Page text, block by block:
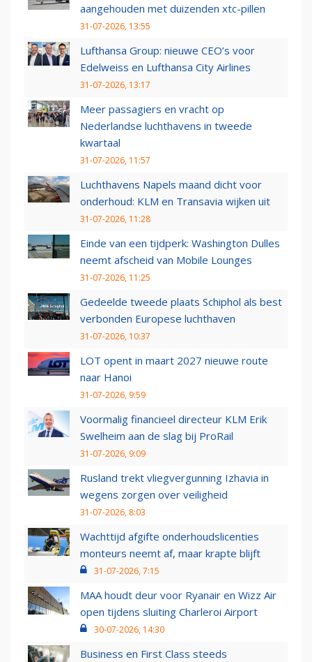
aangehouden met duizenden xtc-pillen
31-07-2026, 13:55
Lufthansa Group: nieuwe CEO’s voor
Edelweiss en Lufthansa City Airlines
31-07-2026, 13:17
Meer passagiers en vracht op
Nederlandse luchthavens in tweede
kwartaal
31-07-2026, 11:57
Luchthavens Napels maand dicht voor
onderhoud: KLM en Transavia wijken uit
31-07-2026, 11:28
Einde van een tijdperk: Washington Dulles
neemt afscheid van Mobile Lounges
31-07-2026, 11:25
Gedeelde tweede plaats Schiphol als best
verbonden Europese luchthaven
31-07-2026, 10:37
LOT opent in maart 2027 nieuwe route
naar Hanoi
31-07-2026, 9:59
Voormalig financieel directeur KLM Erik
Swelheim aan de slag bij ProRail
31-07-2026, 9:09
Rusland trekt vliegvergunning Izhavia in
wegens zorgen over veiligheid
31-07-2026, 8:03
Wachttijd afgifte onderhoudslicenties
monteurs neemt af, maar krapte blijft
31-07-2026, 7:15
MAA houdt deur voor Ryanair en Wizz Air
open tijdens sluiting Charleroi Airport
30-07-2026, 14:30
Business en First Class steeds